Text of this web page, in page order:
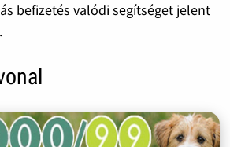
befizetés valódi segítséget jelent